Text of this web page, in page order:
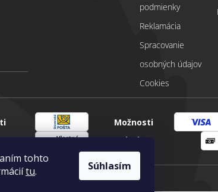
tohto
tu. Súhlasím
podmienky
Reklamácia
Spracovanie
osobných údajov
Cookies
Sloveenská
Vlastná
doprava
Možnosti
platby